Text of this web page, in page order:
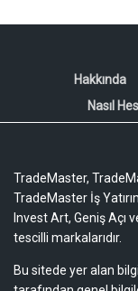
Hakkında
Nasıl
TradeMaster,
TradeMaster İş
Invest Art, Geniş Açı
tescilli markalarıdır.
Bu sitede yer alan